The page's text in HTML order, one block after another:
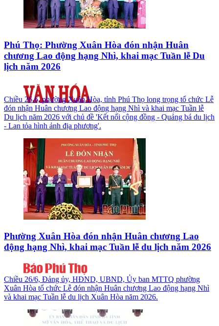
Phú Thọ: Phường Xuân Hòa đón nhận Huân
chương Lao động hạng Nhì, khai mạc Tuần lễ Du
lịch năm 2026
Chiều 26.6, phường Xuân Hòa, tỉnh Phú Thọ long trọng tổ chức Lễ
đón nhận Huân chương Lao động hạng Nhì và khai mạc Tuần lễ
Du lịch năm 2026 với chủ đề 'Kết nối cộng đồng - Quảng bá du lịch
- Lan tỏa hình ảnh địa phương'.
Phường Xuân Hòa đón nhận Huân chương Lao
động hạng Nhì, khai mạc Tuần lễ du lịch năm 2026
Chiều 26/6, Đảng ủy, HĐND, UBND, Ủy ban MTTQ phường
Xuân Hòa tổ chức Lễ đón nhận Huân chương Lao động hạng Nhì
và khai mạc Tuần lễ du lịch Xuân Hòa năm 2026.